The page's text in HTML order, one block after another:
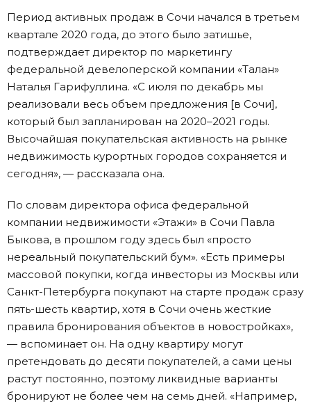
Период активных продаж в Сочи начался в третьем
квартале 2020 года, до этого было затишье,
подтверждает директор по маркетингу
федеральной девелоперской компании «Талан»
Наталья Гарифуллина. «С июля по декабрь мы
реализовали весь объем предложения [в Сочи],
который был запланирован на 2020–2021 годы.
Высочайшая покупательская активность на рынке
недвижимость курортных городов сохраняется и
сегодня», — рассказала она.
По словам директора офиса федеральной
компании недвижимости «Этажи» в Сочи Павла
Быкова, в прошлом году здесь был «просто
нереальный покупательский бум». «Есть примеры
массовой покупки, когда инвесторы из Москвы или
Санкт-Петербурга покупают на старте продаж сразу
пять-шесть квартир, хотя в Сочи очень жесткие
правила бронирования объектов в новостройках»,
— вспоминает он. На одну квартиру могут
претендовать до десяти покупателей, а сами цены
растут постоянно, поэтому ликвидные варианты
бронируют не более чем на семь дней. «Например,